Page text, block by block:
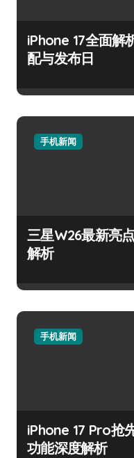
iPhone 17全面解
配与发布日
手机新闻
三星W26最新亮
解析
手机新闻
iPhone 17 Pro抢
功能深度解析